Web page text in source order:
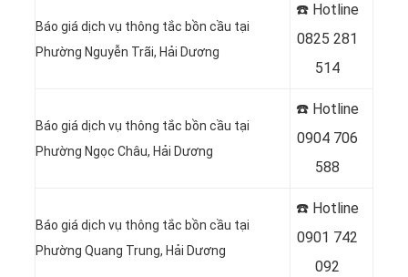
Báo giá dịch vụ thông tắc bồn cầu tại
Phường Nguyễn Trãi, Hải Dương
☎️ Hotline
0825 281
514
Báo giá dịch vụ thông tắc bồn cầu tại
Phường Ngọc Châu, Hải Dương
☎️ Hotline
0904 706
588
Báo giá dịch vụ thông tắc bồn cầu tại
Phường Quang Trung, Hải Dương
☎️ Hotline
0901 742
092